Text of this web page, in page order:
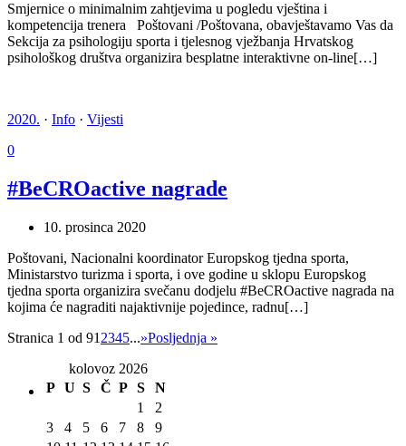
Smjernice o minimalnim zahtjevima u pogledu vještina i
kompetencija trenera Poštovani /Poštovana, obavještavamo Vas da
Sekcija za psihologiju sporta i tjelesnog vježbanja Hrvatskog
psihološkog društva organizira besplatne interaktivne on-line[…]
2020. · Info · Vijesti
0
#BeCROactive nagrade
10. prosinca 2020
Poštovani, Nacionalni koordinator Europskog tjedna sporta,
Ministarstvo turizma i sporta, i ove godine u sklopu Europskog
tjedna sporta organizira svečanu dodjelu #BeCROactive nagrada na
kojima će nagraditi najaktivnije pojedince, radnu[…]
Stranica 1 od 91 2345...»Posljednja »
kolovoz 2026
P U S Č P S
N
1
2
3
4 5 6 7 8
9